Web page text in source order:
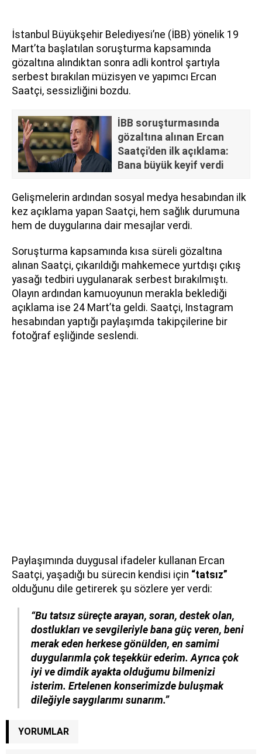
İstanbul Büyükşehir Belediyesi’ne (İBB) yönelik 19
Mart’ta başlatılan soruşturma kapsamında
gözaltına alındıktan sonra adli kontrol şartıyla
serbest bırakılan müzisyen ve yapımcı Ercan
Saatçi, sessizliğini bozdu.
İBB soruşturmasında
gözaltına alınan Ercan
Saatçi'den ilk açıklama:
Bana büyük keyif verdi
Gelişmelerin ardından sosyal medya hesabından ilk
kez açıklama yapan Saatçi, hem sağlık durumuna
hem de duygularına dair mesajlar verdi.
Soruşturma kapsamında kısa süreli gözaltına
alınan Saatçi, çıkarıldığı mahkemece yurtdışı çıkış
yasağı tedbiri uygulanarak serbest bırakılmıştı.
Olayın ardından kamuoyunun merakla beklediği
açıklama ise 24 Mart’ta geldi. Saatçi, Instagram
hesabından yaptığı paylaşımda takipçilerine bir
fotoğraf eşliğinde seslendi.
Paylaşımında duygusal ifadeler kullanan Ercan
Saatçi, yaşadığı bu sürecin kendisi için “tatsız”
olduğunu dile getirerek şu sözlere yer verdi:
“Bu tatsız süreçte arayan, soran, destek olan,
dostlukları ve sevgileriyle bana güç veren, beni
merak eden herkese gönülden, en samimi
duygularımla çok teşekkür ederim. Ayrıca çok
iyi ve dimdik ayakta olduğumu bilmenizi
isterim. Ertelenen konserimizde buluşmak
dileğiyle saygılarımı sunarım.”
YORUMLAR